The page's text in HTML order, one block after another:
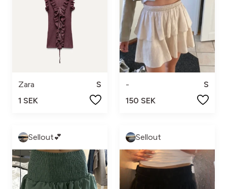
Zara
S
1 SEK
-
S
150 SEK
Sellout💕 Sellout